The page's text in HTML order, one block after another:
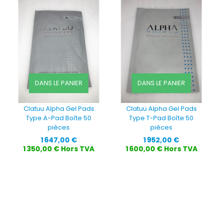
DANS LE PANIER
Clatuu Alpha Gel Pads
Type A-Pad Boîte 50
pièces
Prix
1 647,00 €
1 350,00 € Hors TVA
DANS LE PANIER
Clatuu Alpha Gel Pads
Type T-Pad Boîte 50
pièces
Prix
1 952,00 €
1 600,00 € Hors TVA